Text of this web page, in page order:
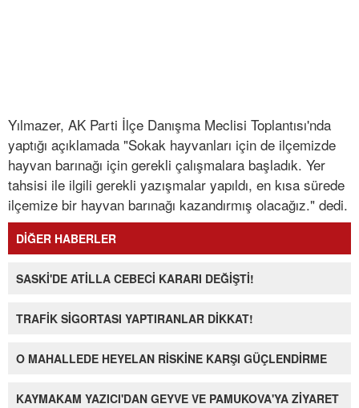
Yılmazer, AK Parti İlçe Danışma Meclisi Toplantısı'nda
yaptığı açıklamada "Sokak hayvanları için de ilçemizde
hayvan barınağı için gerekli çalışmalara başladık. Yer
tahsisi ile ilgili gerekli yazışmalar yapıldı, en kısa sürede
ilçemize bir hayvan barınağı kazandırmış olacağız." dedi.
DİĞER HABERLER
SASKİ'DE ATİLLA CEBECİ KARARI DEĞİŞTİ!
TRAFİK SİGORTASI YAPTIRANLAR DİKKAT!
O MAHALLEDE HEYELAN RİSKİNE KARŞI GÜÇLENDİRME
KAYMAKAM YAZICI'DAN GEYVE VE PAMUKOVA'YA ZİYARET